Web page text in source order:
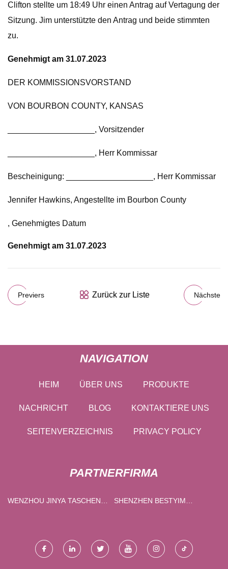
Clifton stellte um 18:49 Uhr einen Antrag auf Vertagung der
Sitzung. Jim unterstützte den Antrag und beide stimmten
zu.
Genehmigt am 31.07.2023
DER KOMMISSIONSVORSTAND
VON BOURBON COUNTY, KANSAS
___________________, Vorsitzender
___________________, Herr Kommissar
Bescheinigung: ___________________, Herr Kommissar
Jennifer Hawkins, Angestellte im Bourbon County
, Genehmigtes Datum
Genehmigt am 31.07.2023
Previers Zurück zur Liste Nächste
NAVIGATION
HEIM ÜBER UNS PRODUKTE
NACHRICHT BLOG KONTAKTIERE UNS
SEITENVERZEICHNIS PRIVACY POLICY
PARTNERFIRMA
WENZHOU JINYA TASCHEN
SHENZHEN BESTYIM